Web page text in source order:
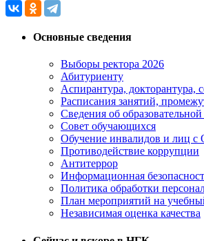
Основные сведения
Выборы ректора 2026
Абитуриенту
Аспирантура, докторантура,
Расписания занятий,
Сведения об
Совет обучающихся
Обучение инвалидов и лиц с
Противодействие коррупции
Антитеррор
Информационная
Политика обработки
План мероприятий на
Независимая оценка качества